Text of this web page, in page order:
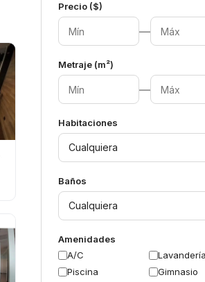
Precio ($)
—
Metraje (m²)
—
Habitaciones
Cualquiera
Baños
Cualquiera
Amenidades
A/C
Lavandería
Piscina
Gimnasio